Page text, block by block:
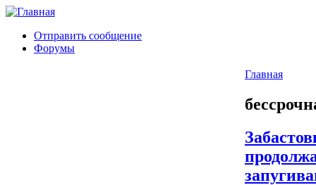
Отправить сообщение
Форумы
Главная